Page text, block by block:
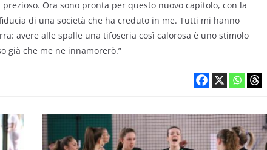
Ora sono pronta per questo nuovo capitolo, con la
di una società che ha creduto in me. Tutti mi hanno
avere alle spalle una tifoseria così calorosa è uno stimolo
già che me ne innamorerò.”